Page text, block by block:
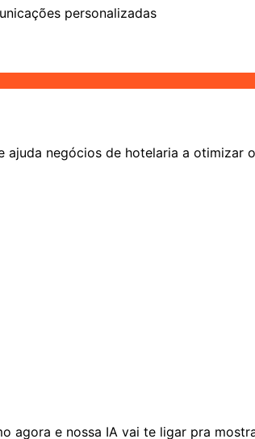
personalizadas
negócios de hotelaria a otimizar
agora e nossa IA vai te ligar pra